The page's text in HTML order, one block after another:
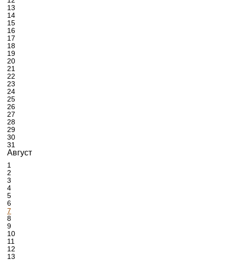
13
14
15
16
17
18
19
20
21
22
23
24
25
26
27
28
29
30
31
Август
1
2
3
4
5
6
7
8
9
10
11
12
13